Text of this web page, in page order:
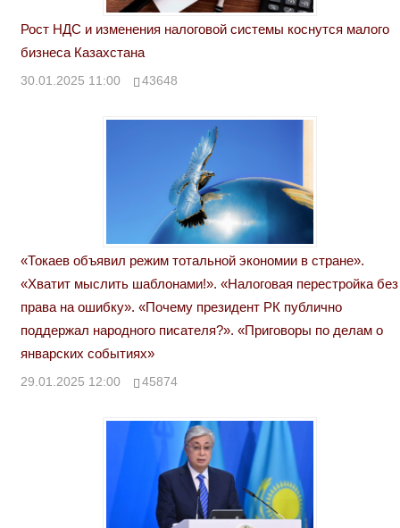
Рост НДС и изменения налоговой системы коснутся малого
бизнеса Казахстана
30.01.2025 11:00 43648
«Токаев объявил режим тотальной экономии в стране».
«Хватит мыслить шаблонами!». «Налоговая перестройка без
права на ошибку». «Почему президент РК публично
поддержал народного писателя?». «Приговоры по делам о
январских событиях»
29.01.2025 12:00 45874